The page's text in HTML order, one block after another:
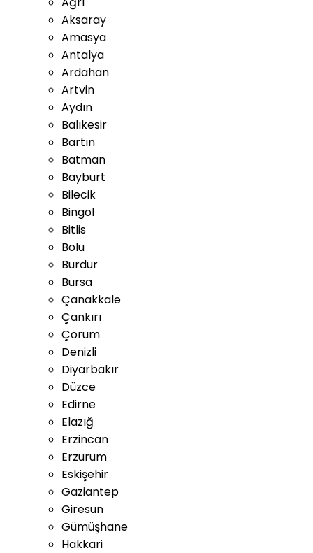
Aksaray
Amasya
Antalya
Ardahan
Artvin
Aydın
Balıkesir
Bartın
Batman
Bayburt
Bilecik
Bingöl
Bitlis
Bolu
Burdur
Bursa
Çanakkale
Çankırı
Çorum
Denizli
Diyarbakır
Düzce
Edirne
Elazığ
Erzincan
Erzurum
Eskişehir
Gaziantep
Giresun
Gümüşhane
Hakkari